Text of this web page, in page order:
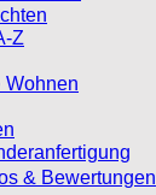
Z
Wohnen
& Bewertungen